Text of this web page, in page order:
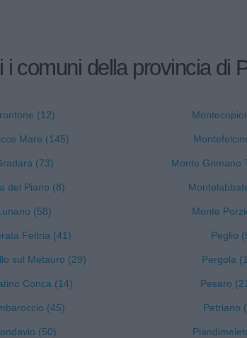
i comuni della provincia di
(12)
Mare (145)
(73)
del Piano (8)
(58)
Feltria (41)
sul Metauro (29)
Conca (14)
(45)
(50)
Monte Grimano
Monte
Peglio
Pergola
Pesaro
Petriano